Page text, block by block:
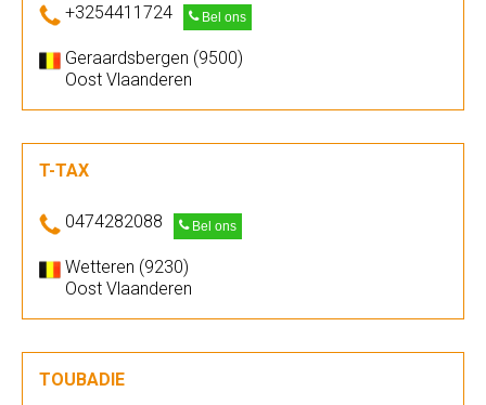
+3254411724 Bel ons
Geraardsbergen (9500)
Oost Vlaanderen
T-TAX
0474282088 Bel ons
Wetteren (9230)
Oost Vlaanderen
TOUBADIE